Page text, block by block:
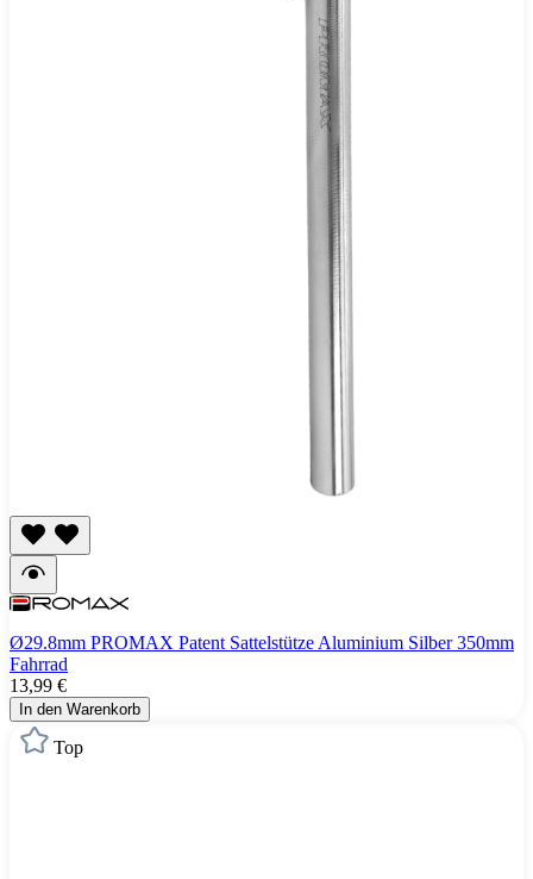
Ø29.8mm PROMAX Patent Sattelstütze Aluminium Silber 350mm
Fahrrad
13,99 €
In den Warenkorb
Top